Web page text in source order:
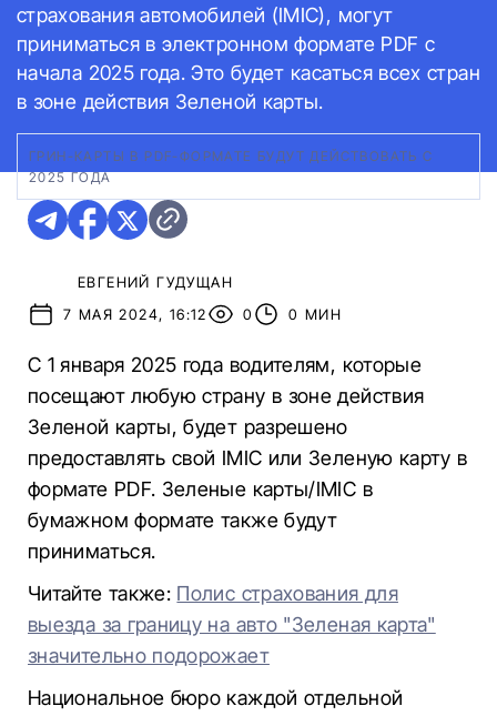
страхования автомобилей (IMIC), могут
приниматься в электронном формате PDF с
начала 2025 года. Это будет касаться всех стран
в зоне действия Зеленой карты.
ГРИН-КАРТЫ В PDF-ФОРМАТЕ БУДУТ ДЕЙСТВОВАТЬ С
2025 ГОДА
ЕВГЕНИЙ ГУДУЩАН
7 МАЯ 2024, 16:12
0 0 МИН
С 1 января 2025 года водителям, которые
посещают любую страну в зоне действия
Зеленой карты, будет разрешено
предоставлять свой IMIC или Зеленую карту в
формате PDF. Зеленые карты/IMIC в
бумажном формате также будут
приниматься.
Читайте также: Полис страхования для
выезда за границу на авто "Зеленая карта"
значительно подорожает
Национальное бюро каждой отдельной